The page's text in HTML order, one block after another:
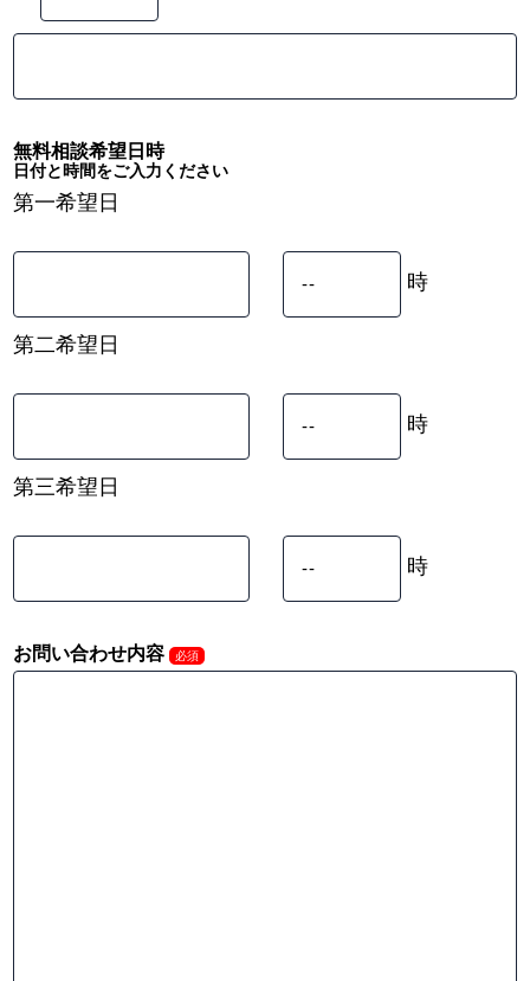
無料相談希望日時
日付と時間をご入力ください
第一希望日
時
第二希望日
時
第三希望日
時
お問い合わせ内容 必須